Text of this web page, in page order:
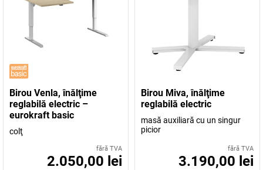
Birou Venla, înălţime
reglabilă electric –
eurokraft basic
colţ
fără TVA
2.050,00 lei
Birou Miva, înălţime
reglabilă electric
masă auxiliară cu un singur
picior
fără TVA
3.190,00 lei